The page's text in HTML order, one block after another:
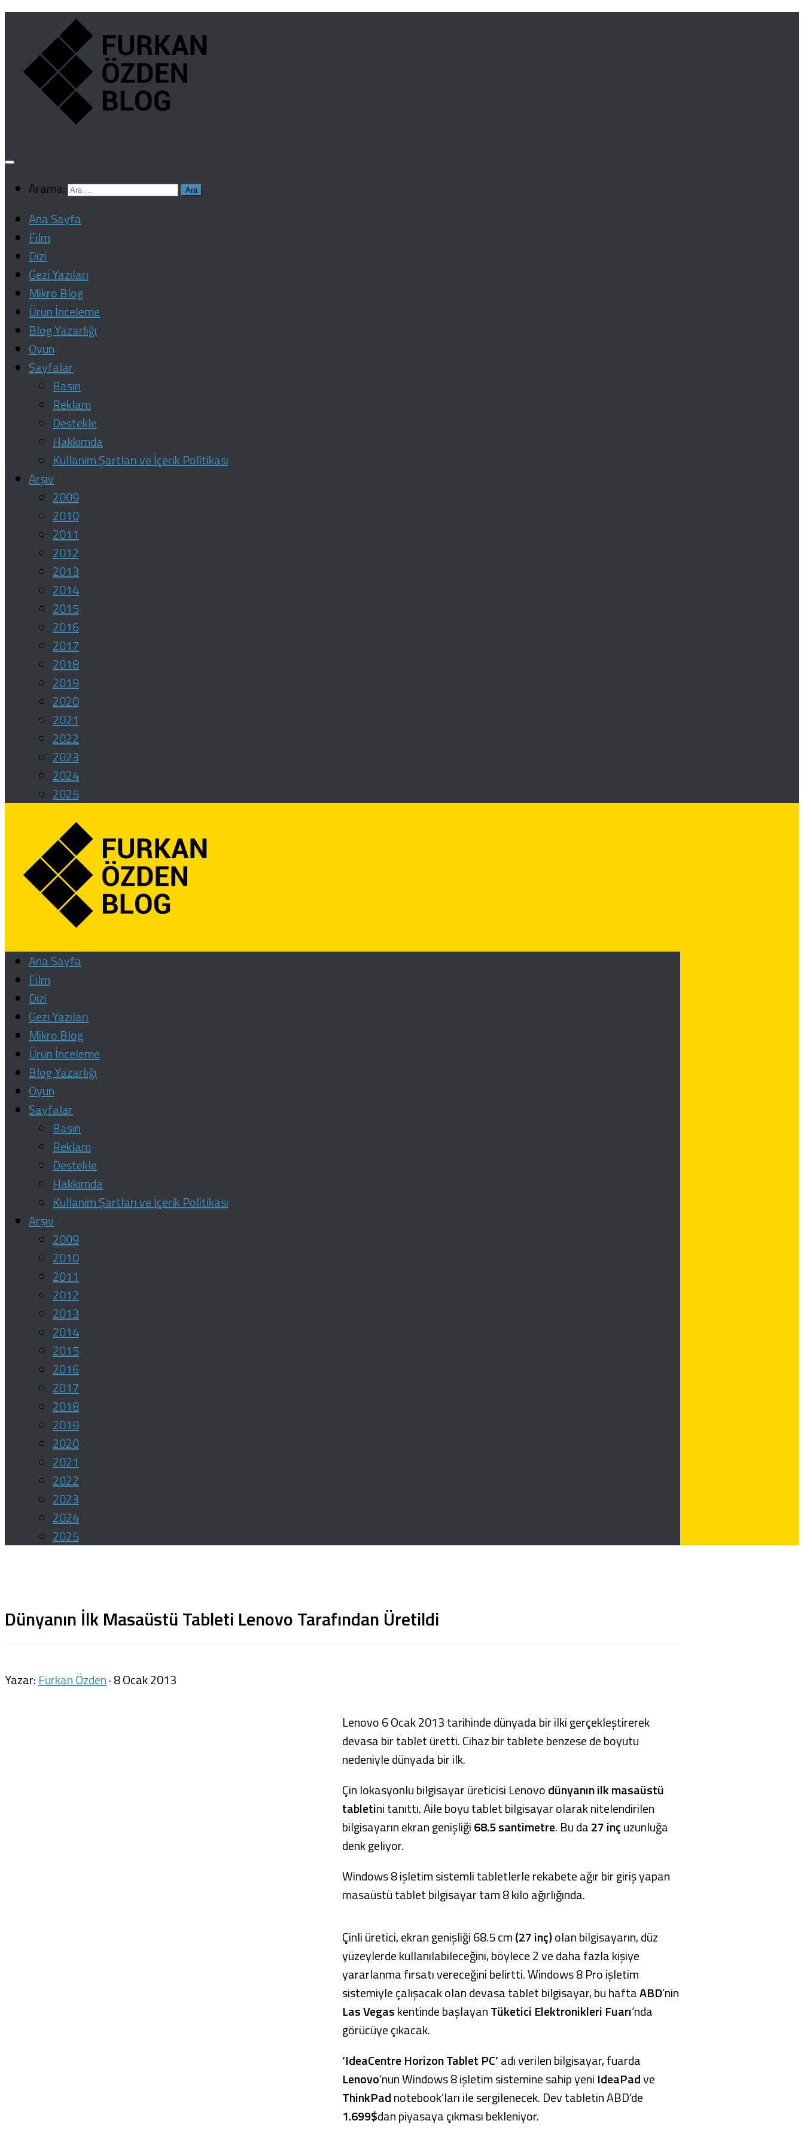
Arama:
Ana Sayfa
Film
Dizi
Gezi Yazıları
Mikro Blog
Ürün İnceleme
Blog Yazarlığı
Oyun
Sayfalar
Basın
Reklam
Destekle
Hakkımda
Kullanım Şartları ve İçerik Politikası
Arşiv
2009
2010
2011
2012
2013
2014
2015
2016
2017
2018
2019
2020
2021
2022
2023
2024
2025
Ana Sayfa
Film
Dizi
Gezi Yazıları
Mikro Blog
Ürün İnceleme
Blog Yazarlığı
Oyun
Sayfalar
Basın
Reklam
Destekle
Hakkımda
Kullanım Şartları ve İçerik Politikası
Arşiv
2009
2010
2011
2012
2013
2014
2015
2016
2017
2018
2019
2020
2021
2022
2023
2024
2025
Dünyanın İlk Masaüstü Tableti Lenovo Tarafından Üretildi
Yazar: Furkan Özden·8 Ocak 2013
Lenovo 6 Ocak 2013 tarihinde dünyada bir ilki gerçekleştirerek
devasa bir tablet üretti. Cihaz bir tablete benzese de boyutu
nedeniyle dünyada bir ilk.
Çin lokasyonlu bilgisayar üreticisi Lenovodünyanın ilk masaüstü
tabletini tanıttı. Aile boyu tablet bilgisayar olarak nitelendirilen
bilgisayarın ekran genişliği68.5 santimetre. Bu da27 inçuzunluğa
denk geliyor.
Windows 8 işletim sistemli tabletlerle rekabete ağır bir giriş yapan
masaüstü tablet bilgisayar tam 8 kilo ağırlığında.
Çinli üretici, ekran genişliği 68.5 cm(27 inç)olan bilgisayarın, düz
yüzeylerde kullanılabileceğini, böylece 2 ve daha fazla kişiye
yararlanma fırsatı vereceğini belirtti. Windows 8 Pro işletim
sistemiyle çalışacak olan devasa tablet bilgisayar, bu haftaABD‘nin
Las Vegaskentinde başlayanTüketici Elektronikleri Fuarı‘nda
görücüye çıkacak.
‘IdeaCentre Horizon Tablet PC’adı verilen bilgisayar, fuarda
Lenovo‘nun Windows 8 işletim sistemine sahip yeni IdeaPadve
ThinkPadnotebook’ları ile sergilenecek. Dev tabletin ABD’de
1.699$dan piyasaya çıkması bekleniyor.